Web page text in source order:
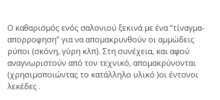
Ο καθαρισμός ενός σαλονιού ξεκινά με ένα “τίναγμα-
απορροφηση” για να απομακρυνθούν οι αμμώδεις
ρύποι (σκόνη, γύρη κλπ). Στη συνέχεια, και αφού
αναγνωριστούν από τον τεχνικό, απομακρύνονται
(χρησιμοποιώντας το κατάλληλο υλικό )οι έντονοι
λεκέδες .